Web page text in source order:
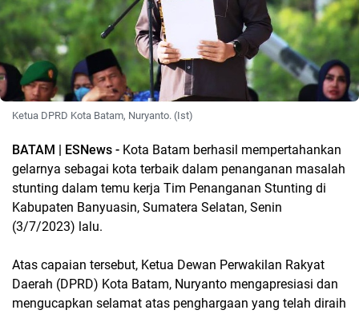
Ketua DPRD Kota Batam, Nuryanto. (Ist)
BATAM | ESNews - Kota Batam berhasil mempertahankan
gelarnya sebagai kota terbaik dalam penanganan masalah
stunting dalam temu kerja Tim Penanganan Stunting di
Kabupaten Banyuasin, Sumatera Selatan, Senin
(3/7/2023) lalu.
Atas capaian tersebut, Ketua Dewan Perwakilan Rakyat
Daerah (DPRD) Kota Batam, Nuryanto mengapresiasi dan
mengucapkan selamat atas penghargaan yang telah diraih